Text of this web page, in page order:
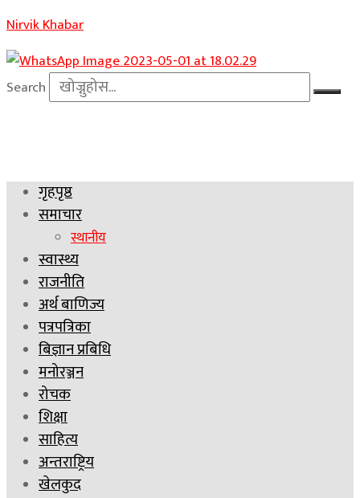
Nirvik Khabar
Search
गृहपृष्ठ
समाचार
स्थानीय
स्वास्थ्य
राजनीति
अर्थ बाणिज्य
पत्रपत्रिका
बिज्ञान प्रबिधि
मनोरञ्जन
रोचक
शिक्षा
साहित्य
अन्तराष्ट्रिय
खेलकुद